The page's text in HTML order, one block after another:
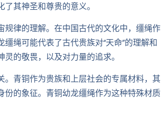
其神圣和尊贵的意义。
律的理解。在中国古代的文化中，缰绳作
绳可能代表了古代贵族对“天命”的理解和
的敬畏，以及对力量的追求。
青铜作为贵族和上层社会的专属材料，其
的象征。青铜幼龙缰绳作为这种特殊材质